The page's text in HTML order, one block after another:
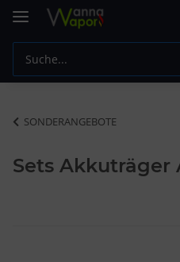
SONDERANGEBOTE
Sets Akkuträger